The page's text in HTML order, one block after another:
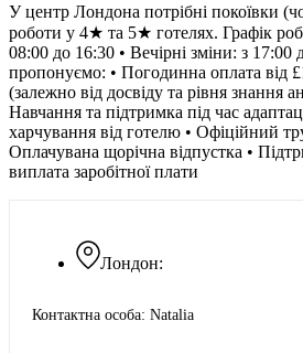
Лондон:
Контактна особа: Natalia
У центр Лондона потрібні покоївки
роботи у 4★ та 5★ готелях. Графік
08:00 до 16:30 • Вечірні зміни: з
пропонуємо: • Погодинна оплата від
(залежно від досвіду та рівня знання
Навчання та підтримка під час
харчування від готелю • Офіційний
Оплачувана щорічна відпустка •
виплата заробітної плати